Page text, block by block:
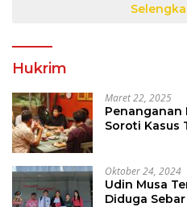
Hukrim
Maret 22, 2025
Penanganan
Soroti Kasus
Oktober 24, 2024
Udin Musa
Diduga